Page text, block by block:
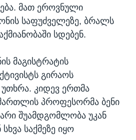
მათ ეროვნული
საფუძველეზე, ბრალს
სდებენ.
მაგისტრატის
გირაოს
კიდევ ერთმა
პროფესორმა ბენი
შუამდგომლობა უკან
საქმეზე იყო